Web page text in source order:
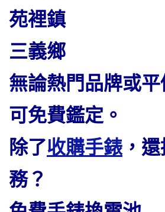
苑裡鎮
三義鄉
無論熱門品牌或
可免費鑑定。
除了收購手錶，
務？